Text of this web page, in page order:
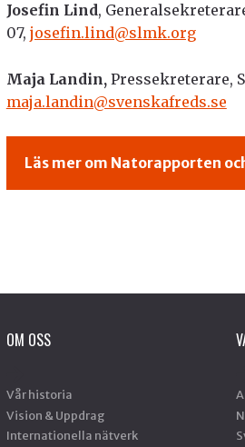
Josefin Lind,
07, josefin.lind@slmk.org
Maja Landin, Pressekreterare,
maja.landin@svenskafreds.se
Läs mer om Natorapporten
OM OSS
Vår historia
Vision & Uppdrag
Internationella nätverk